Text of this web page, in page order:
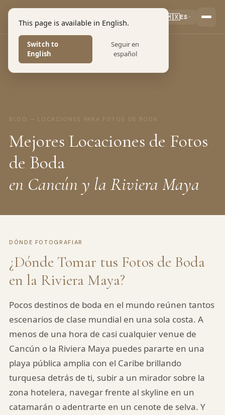
This page is available in English.
Switch to
English
Seguir en
español
PHOTOGRAPHERS
🇲🇽ES
BLOG — LOCACIONES PARA FOTOS DE BODA
Mejores Locaciones de Fotos
de Boda
en Cancún y la Riviera Maya
DÓNDE FOTOGRAFIAR
¿Dónde Tomar tus Fotos de Boda
en la Riviera Maya?
Pocos destinos de boda en el mundo reúnen tantos
escenarios de clase mundial en una sola costa. A
menos de una hora de casi cualquier venue de
Cancún o la Riviera Maya puedes pararte en una
playa pública amplia con el Caribe brillando
turquesa detrás de ti, subir a un mirador sobre la
zona hotelera, navegar frente al skyline en un
catamarán o adentrarte en un cenote de selva. Y